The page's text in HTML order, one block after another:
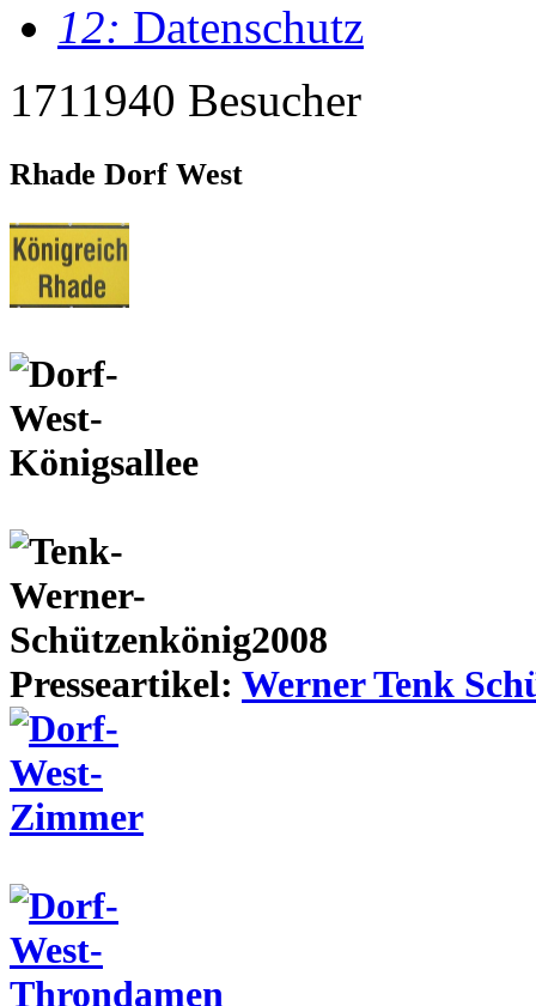
12: Datenschutz
1711940 Besucher
Rhade Dorf West
Presseartikel: Werner Tenk